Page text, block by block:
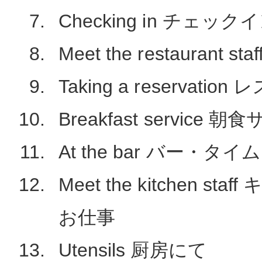
Checking in チェック
Meet the restaurant
Taking a reservation レ
Breakfast service 朝食
At the bar バー・タイム
Meet the kitchen staff
お仕事
Utensils 厨房にて